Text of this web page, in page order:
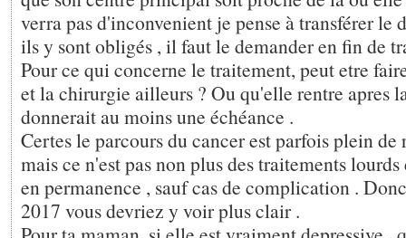
verra pas d'inconvenient je pense à transférer le
ils y sont obligés , il faut le demander en fin de
Pour ce qui concerne le traitement, peut etre
et la chirurgie ailleurs ? Ou qu'elle rentre apres
donnerait au moins une échéance .
Certes le parcours du cancer est parfois plein de
mais ce n'est pas non plus des traitements
en permanence , sauf cas de complication .
2017 vous devriez y voir plus clair .